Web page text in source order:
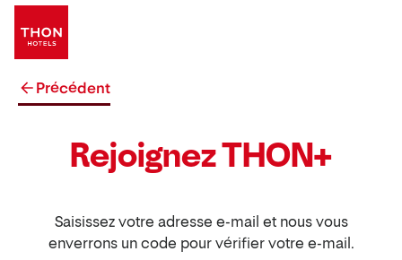
Précédent
Rejoignez THON+
Saisissez votre adresse e-mail et nous vous
enverrons un code pour vérifier votre e-mail.